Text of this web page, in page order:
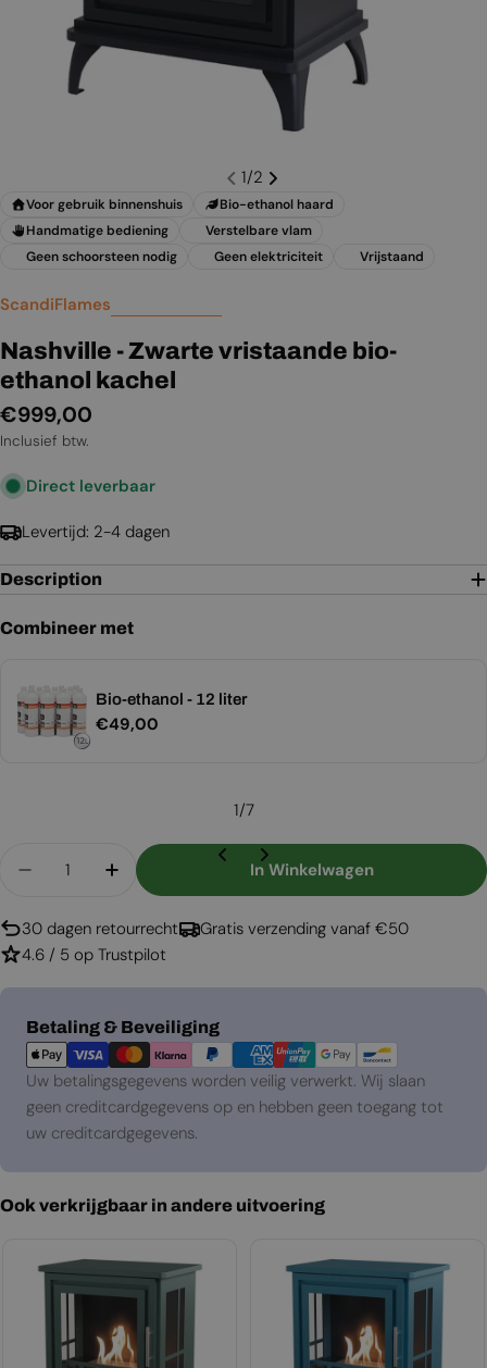
1/2
Voor gebruik binnenshuis
Bio-ethanol haard
Handmatige bediening
Verstelbare vlam
Geen schoorsteen nodig
Geen elektriciteit Vrijstaand
ScandiFlames
Nashville - Zwarte vristaande bio-
ethanol kachel
Normale
prijs
€999,00
Inclusief btw.
Direct leverbaar
Levertijd: 2-4 dagen
Description
Combineer met
Bio-ethanol - 12 liter
Normale
€49,00
1/7
Aantal Verlagen Voor Nashville - Zwarte
Aantal Verhogen Voor Nashville -
In Winkelwagen
30 dagen retourrecht
Gratis verzending vanaf €50
4.6 / 5 op Trustpilot
Betaling & Beveiliging
Betaalmethoden
Uw betalingsgegevens worden veilig verwerkt. Wij slaan
geen creditcardgegevens op en hebben geen toegang tot
uw creditcardgegevens.
Ook verkrijgbaar in andere uitvoering